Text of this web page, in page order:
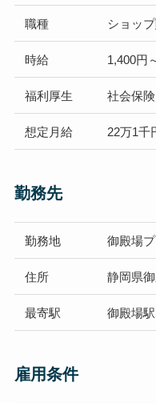
職種 ショッ
時給 1,400
福利厚生 社会保
想定 月給 22万1千
勤務先
勤務地 御殿場
住所 静岡県
最寄駅 御殿場駅
雇用条件